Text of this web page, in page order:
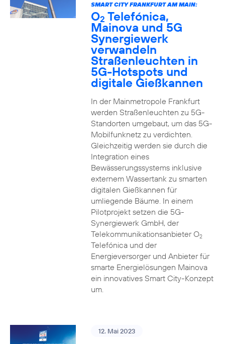
SMART CITY FRANKFURT AM MAIN:
O2 Telefónica,
Mainova und 5G
Synergiewerk
verwandeln
Straßenleuchten in
5G-Hotspots und
digitale Gießkannen
In der Mainmetropole Frankfurt
werden Straßenleuchten zu 5G-
Standorten umgebaut, um das 5G-
Mobilfunknetz zu verdichten.
Gleichzeitig werden sie durch die
Integration eines
Bewässerungssystems inklusive
externem Wassertank zu smarten
digitalen Gießkannen für
umliegende Bäume. In einem
Pilotprojekt setzen die 5G-
Synergiewerk GmbH, der
Telekommunikationsanbieter O2
Telefónica und der
Energieversorger und Anbieter für
smarte Energielösungen Mainova
ein innovatives Smart City-Konzept
um.
12. Mai 2023